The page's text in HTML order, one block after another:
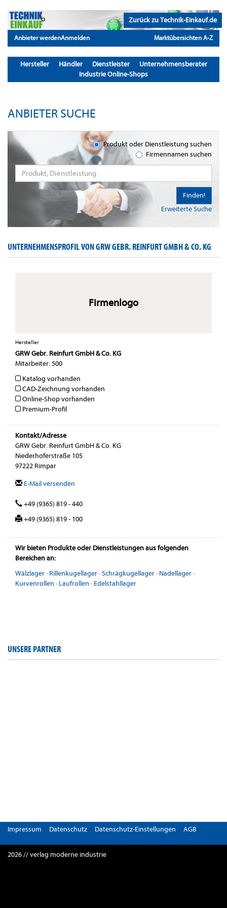
Zurück zu Technik-Einkauf.de
Anbieter werdenAnmelden Marktübersichten A-Z
Hersteller Händler Dienstleister
Unternehmensberater
Industrie Online-Shops
ANBIETER SUCHE
Produkt oder Dienstleistung suchen
Firmennamen suchen
Erweiterte Suche
Finden!
UNTERNEHMENSPROFIL VON GRW GEBR. REINFURT GMBH & CO. KG
Firmenlogo
Hersteller
GRW Gebr. Reinfurt GmbH & Co. KG
Mitarbeiter: 500
Katalog vorhanden
CAD-Zeichnung vorhanden
Online-Shop vorhanden
Premium-Profil
Kontakt/Adresse
GRW Gebr. Reinfurt GmbH & Co. KG
Niederhoferstraße 105
97222 Rimpar
E-Mail versenden
+49 (9365) 819 - 440
+49 (9365) 819 - 100
Wir bieten Produkte oder Dienstleistungen aus folgenden
Bereichen an:
Wälzlager· Rillenkugellager·Schrägkugellager· Nadellager·
Kurvenrollen · Laufrollen · Edelstahllager
UNSERE PARTNER
Impressum Datenschutz Datenschutz-Einstellungen AGB
2026 // verlag moderne industrie